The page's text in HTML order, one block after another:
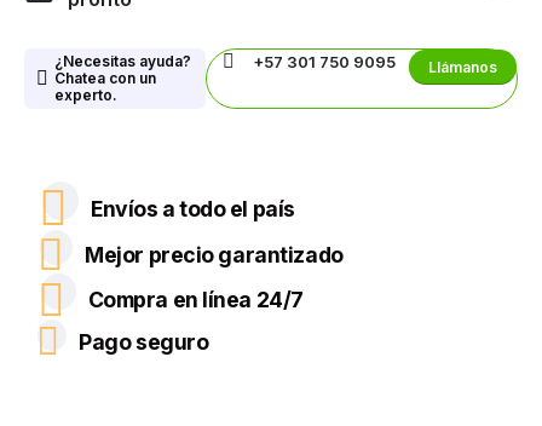
¿Necesitas ayuda?
Chatea con un
experto.
+57 301 750 9095 Llámanos
Envíos a todo el país
Mejor precio garantizado
Compra en línea 24/7
Pago seguro